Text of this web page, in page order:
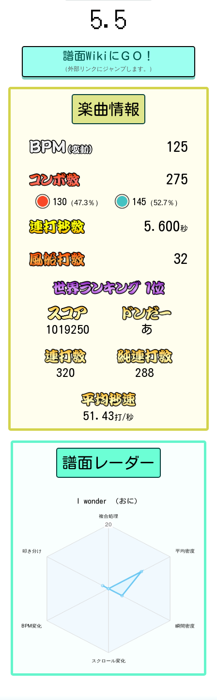
5.5
譜面WikiにＧＯ！
（外部リンクにジャンプします。）
楽曲情報
125
275
130 （47.3％） 145 （52.7％）
5.600秒
32
1019250 あ
320 288
51.43打/秒
譜面レーダー